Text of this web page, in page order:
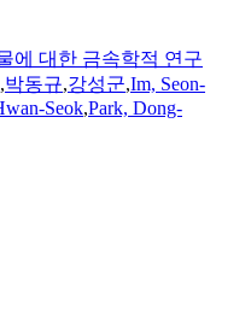
에 대한 금속학적 연구
,박동규,강성군,Im, Seon-
Seok,Park, Dong-